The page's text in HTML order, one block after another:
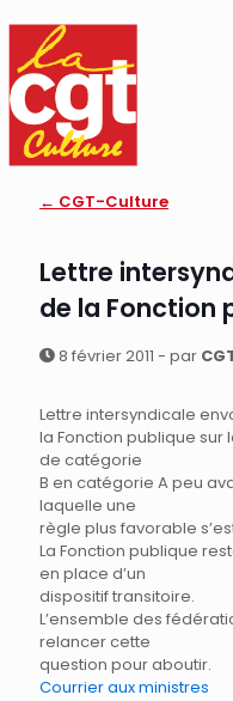
← CGT-Culture
Lettre
de la Fonction
8 février 2011 - par
Lettre intersyndicale
la Fonction publique sur
de catégorie
B en catégorie A peu
laquelle une
règle plus favorable
La Fonction publique
en place d’un
dispositif transitoire.
L’ensemble des
relancer cette
question pour aboutir.
Courrier aux ministres